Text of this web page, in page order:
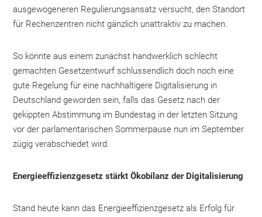
ausgewogeneren Regulierungsansatz versucht, den Standort
für Rechenzentren nicht gänzlich unattraktiv zu machen.
So könnte aus einem zunächst handwerklich schlecht
gemachten Gesetzentwurf schlussendlich doch noch eine
gute Regelung für eine nachhaltigere Digitalisierung in
Deutschland geworden sein, falls das Gesetz nach der
gekippten Abstimmung im Bundestag in der letzten Sitzung
vor der parlamentarischen Sommerpause nun im September
zügig verabschiedet wird.
Energieeffizienzgesetz stärkt Ökobilanz der Digitalisierung
Stand heute kann das Energieeffizienzgesetz als Erfolg für